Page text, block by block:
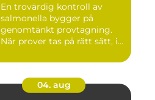
En trovärdig kontroll av
salmonella bygger på
genomtänkt provtagning.
När prover tas på rätt sätt, i...
04. aug